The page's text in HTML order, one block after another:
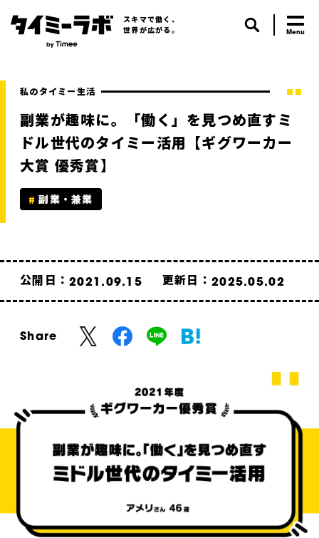
スキマで働く、
世界が広がる。
私のタイミー生活
副業が趣味に。「働く」を見つめ直すミ
ドル世代のタイミー活用【ギグワーカー
大賞 優秀賞】
副業・兼業
公開日：2021.09.15 更新日：2025.05.02
Share